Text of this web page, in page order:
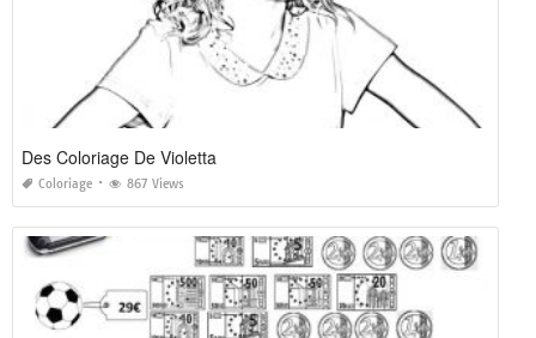
Des Coloriage De Violetta
Coloriage 867 Views